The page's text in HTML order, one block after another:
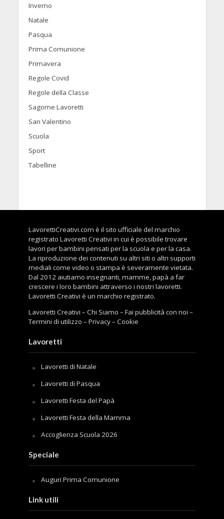
Inverno
Natale
Pasqua
Prima Comunione
Primavera
Regole Covid
Regole della Classe
Sagome Lavoretti
San Valentino
Scuola
Sport
Tabelline
LavorettiCreativi.com è il sito ufficiale del marchio
registrato Lavoretti Creativi in cui è possibile trovare
lavori per bambini pensati per la scuola e per la casa.
La riproduzione dei contenuti su altri siti o altri supporti
mediali come video o stampa è severamente vietata.
Dal 2012 aiutiamo insegnanti, mamme, papà a far
crescere i loro bambini attraverso i nostri lavoretti.
Lavoretti Creativi è un marchio registrato.
Lavoretti Creativi –Chi Siamo –Fai pubblicità con noi –
Termini di utilizzo –Privacy–Cookie
Lavoretti
Lavoretti di Natale
Lavoretti di Pasqua
Lavoretti Festa del Papà
Lavoretti Festa della Mamma
Accoglienza Scuola 2026
Speciale
Auguri Prima Comunione
Link utili